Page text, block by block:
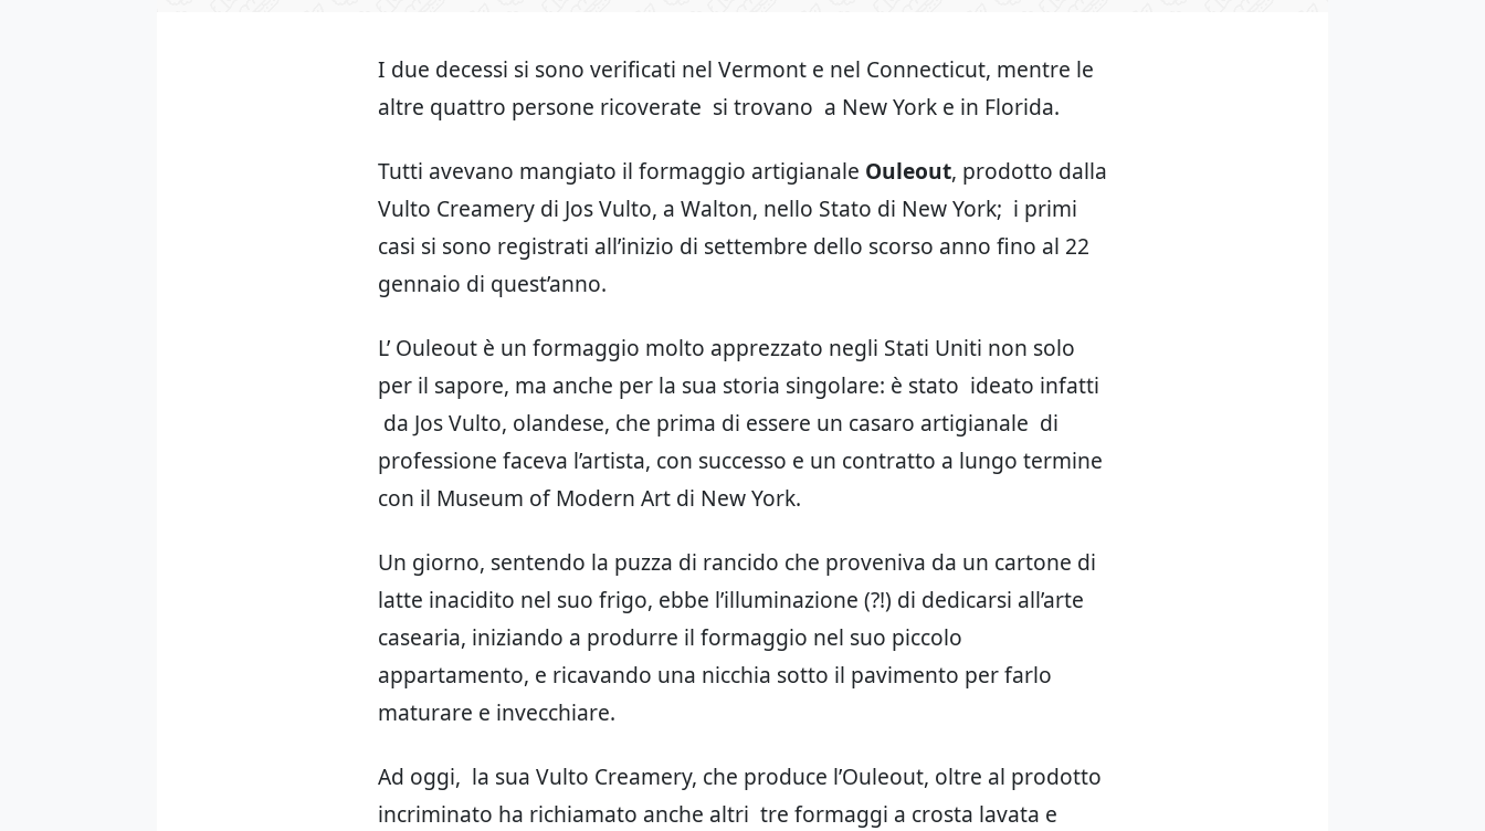
I due decessi si sono verificati nel Vermont e nel Connecticut, mentre le
altre quattro persone ricoverate si trovano a New York e in Florida.
Tutti avevano mangiato il formaggio artigianale Ouleout, prodotto dalla
Vulto Creamery di Jos Vulto, a Walton, nello Stato di New York; i primi
casi si sono registrati all’inizio di settembre dello scorso anno fino al 22
gennaio di quest’anno.
L’ Ouleout è un formaggio molto apprezzato negli Stati Uniti non solo
per il sapore, ma anche per la sua storia singolare: è stato ideato infatti
da Jos Vulto, olandese, che prima di essere un casaro artigianale di
professione faceva l’artista, con successo e un contratto a lungo termine
con il Museum of Modern Art di New York.
Un giorno, sentendo la puzza di rancido che proveniva da un cartone di
latte inacidito nel suo frigo, ebbe l’illuminazione (?!) di dedicarsi all’arte
casearia, iniziando a produrre il formaggio nel suo piccolo
appartamento, e ricavando una nicchia sotto il pavimento per farlo
maturare e invecchiare.
Ad oggi, la sua Vulto Creamery, che produce l’Ouleout, oltre al prodotto
incriminato ha richiamato anche altri tre formaggi a crosta lavata e